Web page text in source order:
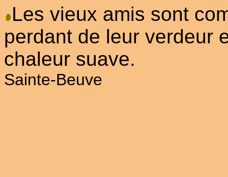
Les vieux amis sont
perdant de leur verdeur
chaleur suave.
Sainte-Beuve